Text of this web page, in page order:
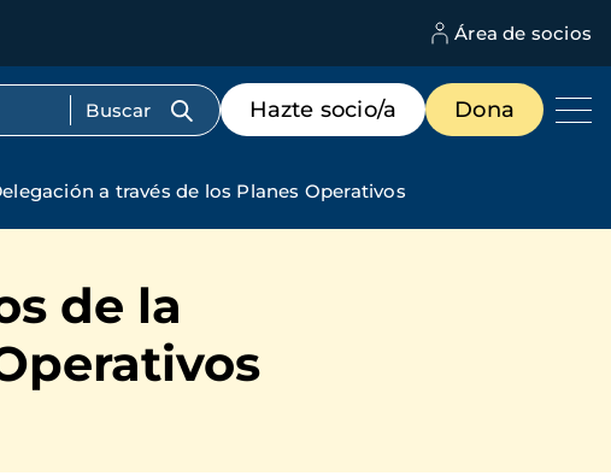
Área de socios
Menú
de
destacados
Hazte socio/a Dona
a través de los Planes Operativos
de la